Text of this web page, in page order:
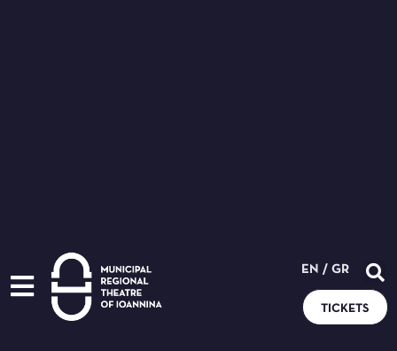
EN / GR
TICKETS